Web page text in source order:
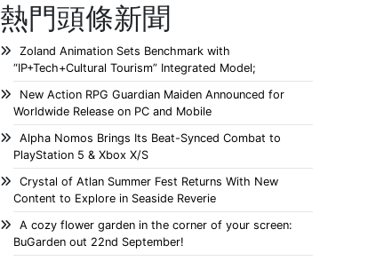
熱門頭條新聞
Zoland Animation Sets Benchmark with
“IP+Tech+Cultural Tourism” Integrated Model;
New Action RPG Guardian Maiden Announced for
Worldwide Release on PC and Mobile
Alpha Nomos Brings Its Beat-Synced Combat to
PlayStation 5 & Xbox X/S
Crystal of Atlan Summer Fest Returns With New
Content to Explore in Seaside Reverie
A cozy flower garden in the corner of your screen:
BuGarden out 22nd September!